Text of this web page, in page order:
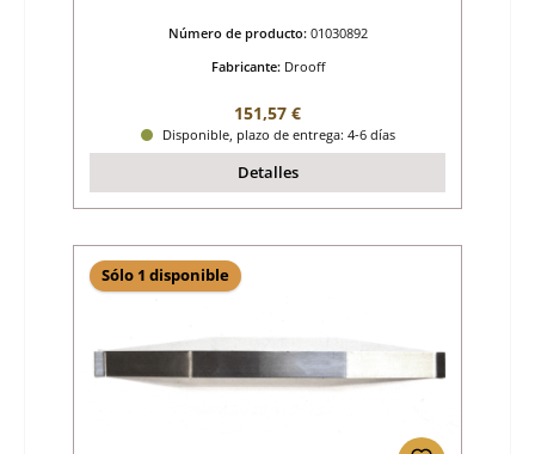
Número de producto: 01030892
Fabricante: Drooff
Precio normal:
151,57 €
Disponible, plazo de entrega: 4-6 días
Detalles
Sólo 1 disponible